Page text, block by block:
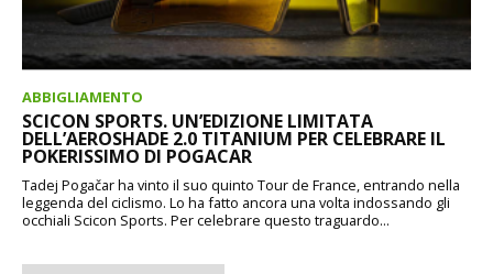
ABBIGLIAMENTO
SCICON SPORTS. UN’EDIZIONE LIMITATA
DELL’AEROSHADE 2.0 TITANIUM PER CELEBRARE IL
POKERISSIMO DI POGACAR
Tadej Pogačar ha vinto il suo quinto Tour de France, entrando nella
leggenda del ciclismo. Lo ha fatto ancora una volta indossando gli
occhiali Scicon Sports. Per celebrare questo traguardo...